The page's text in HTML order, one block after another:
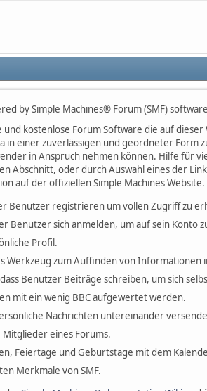
by Simple Machines® Forum (SMF)
kostenlose Forum Software die auf
in einer zuverlässigen und geordneter Form
in Anspruch nehmen können. Hilfe für
Abschnitt, oder durch Auswahl eines der
auf der offiziellen Simple Machines Website.
Benutzer registrieren um vollen Zugriff zu
Benutzer sich anmelden, um auf sein Konto
Profil.
Werkzeug zum Auffinden von Informationen
Benutzer Beiträge schreiben, um sich
mit ein wenig BBC aufgewertet werden.
Nachrichten untereinander
eines Forums.
Feiertage und Geburtstage mit dem
Merkmale von SMF.